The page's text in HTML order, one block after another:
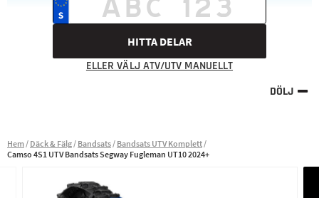
HITTA DELAR
ELLER VÄLJ ATV/UTV MANUELLT
DÖLJ
Hem Däck & Fälg Bandsats Bandsats UTV Komplett
Camso 4S1 UTV Bandsats Segway Fugleman UT10 2024+